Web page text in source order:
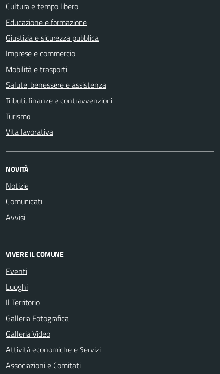
Cultura e tempo libero
Educazione e formazione
Giustizia e sicurezza pubblica
Imprese e commercio
Mobilità e trasporti
Salute, benessere e assistenza
Tributi, finanze e contravvenzioni
Turismo
Vita lavorativa
NOVITÀ
Notizie
Comunicati
Avvisi
VIVERE IL COMUNE
Eventi
Luoghi
Il Territorio
Galleria Fotografica
Galleria Video
Attività economiche e Servizi
Associazioni e Comitati